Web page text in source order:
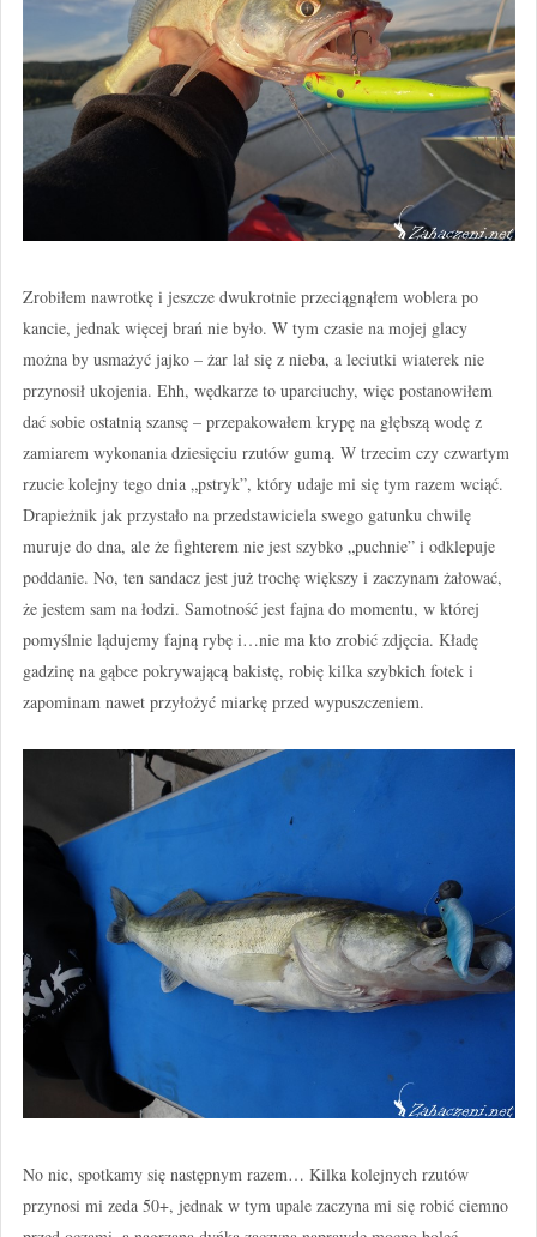
Zrobiłem nawrotkę i jeszcze dwukrotnie przeciągnąłem woblera po
kancie, jednak więcej brań nie było. W tym czasie na mojej glacy
można by usmażyć jajko – żar lał się z nieba, a leciutki wiaterek nie
przynosił ukojenia. Ehh, wędkarze to uparciuchy, więc postanowiłem
dać sobie ostatnią szansę – przepakowałem krypę na głębszą wodę z
zamiarem wykonania dziesięciu rzutów gumą. W trzecim czy czwartym
rzucie kolejny tego dnia „pstryk”, który udaje mi się tym razem wciąć.
Drapieżnik jak przystało na przedstawiciela swego gatunku chwilę
muruje do dna, ale że fighterem nie jest szybko „puchnie” i odklepuje
poddanie. No, ten sandacz jest już trochę większy i zaczynam żałować,
że jestem sam na łodzi. Samotność jest fajna do momentu, w której
pomyślnie lądujemy fajną rybę i…nie ma kto zrobić zdjęcia. Kładę
gadzinę na gąbce pokrywającą bakistę, robię kilka szybkich fotek i
zapominam nawet przyłożyć miarkę przed wypuszczeniem.
No nic, spotkamy się następnym razem… Kilka kolejnych rzutów
przynosi mi zeda 50+, jednak w tym upale zaczyna mi się robić ciemno